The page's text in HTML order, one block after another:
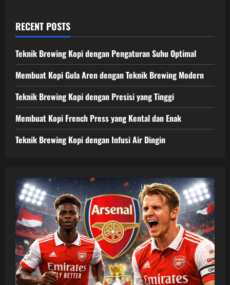
RECENT POSTS
Teknik Brewing Kopi dengan Pengaturan Suhu Optimal
Membuat Kopi Gula Aren dengan Teknik Brewing Modern
Teknik Brewing Kopi dengan Presisi yang Tinggi
Membuat Kopi French Press yang Kental dan Enak
Teknik Brewing Kopi dengan Infusi Air Dingin